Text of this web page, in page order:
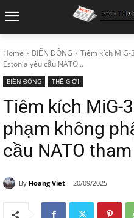
Home BIỂN ĐÔNG
Tiêm kích MiG-
Estonia yêu cầu NATO...
BIỂN ĐÔNG THẾ GIỚI
Tiêm kích MiG-
phạm không
cầu NATO
By Hoang Viet 20/09/2025